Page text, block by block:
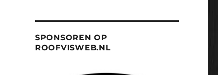
SPONSOREN OP
ROOFVISWEB.NL